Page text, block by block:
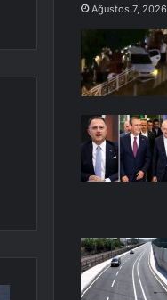
Ağustos 7, 2026